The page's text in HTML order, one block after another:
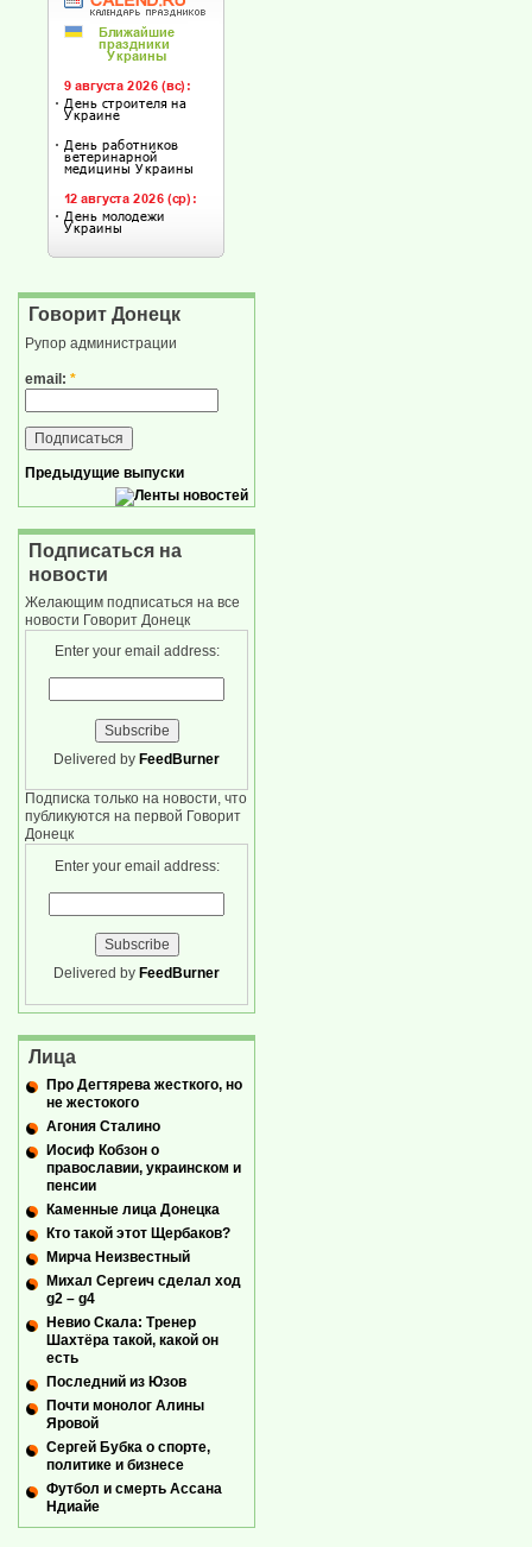
Говорит Донецк
Рупор администрации
email: *
Предыдущие выпуски
Подписаться на
новости
Желающим подписаться на все
новости Говорит Донецк
Enter your email address:
Delivered by FeedBurner
Подписка только на новости, что
публикуются на первой Говорит
Донецк
Enter your email address:
Delivered by FeedBurner
Лица
Про Дегтярева жесткого, но
не жестокого
Агония Сталино
Иосиф Кобзон о
православии, украинском и
пенсии
Каменные лица Донецка
Кто такой этот Щербаков?
Мирча Неизвестный
Михал Сергеич сделал ход
g2 – g4
Невио Скала: Тренер
Шахтёра такой, какой он
есть
Последний из Юзов
Почти монолог Алины
Яровой
Сергей Бубка о спорте,
политике и бизнесе
Футбол и смерть Ассана
Ндиайе